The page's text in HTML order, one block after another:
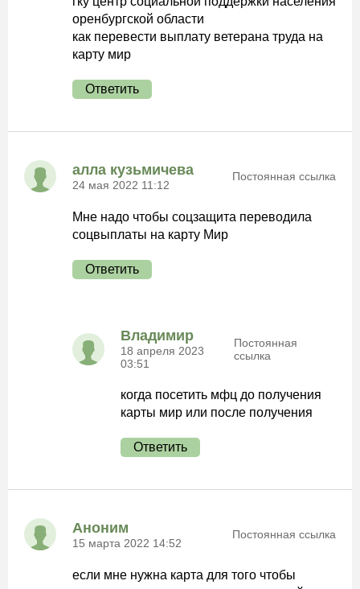
оренбургской области
как перевести выплату ветерана труда на
карту мир
Ответить
алла кузьмичева
24 мая 2022 11:12
Постоянная ссылка
Мне надо чтобы соцзащита переводила
соцвыплаты на карту Мир
Ответить
Владимир
18 апреля 2023
03:51
Постоянная
ссылка
когда посетить мфц до получения
карты мир или после получения
Ответить
Аноним
15 марта 2022 14:52
Постоянная ссылка
если мне нужна карта для того чтобы